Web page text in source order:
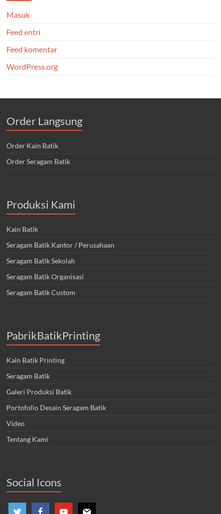
Masuk
Feed entri
Feed komentar
WordPress.org
Order Langsung
Order Kain Batik
Order Seragam Batik
Produksi Kami
Kain Batik
Seragam Batik Kantor / Perusahaan
Seragam Batik Sekolah
Seragam Batik Organisasi
Seragam Batik Custom
PabrikBatikPrinting
Kain Batik Printing
Seragam Batik
Galeri Produksi Batik
Portofolio Desain Seragam Batik
Video
Tentang Kami
Social Icons